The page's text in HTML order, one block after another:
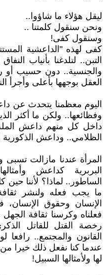
ليقل هؤلاء ما شاؤوا..
ونحن سنقول كلمتنا ..
وسنقول كفى!
كفى لهذه "الداعشية
التبن.. لتلدغنا بأنياب
والجنسية.. دون حسيب أو
العقل بوجهها بأعلى وأجرأ
اليوم معظمنا يتحدث عن
وفظائعها.. ولكن ما أكثر
داخل كل منهم داعش
الظلامي.. وداعش الذكورية
المرأة عندنا مازالت
البربرية كداعش
الساطور.. لماذا؟ لأننا حين
ما يجب فعله ولنشر ثقافة
الإنسان وحقوق
فعلناه وكرسنا ثقافة
رخصة القتل للقاتل
القانون والمجتمع..
عندما كنا نفعل ذلك خيرا
لها ولأمثالها السبيل!